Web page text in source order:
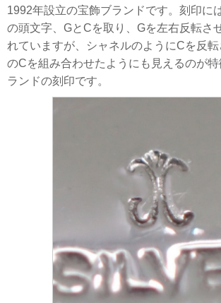
1992年設立の宝飾ブランドです。刻印に
の頭文字、GとCを取り、Gを左右反転さ
れていますが、シャネルのようにCを反
のCを組み合わせたようにも見えるのが
ランドの刻印です。